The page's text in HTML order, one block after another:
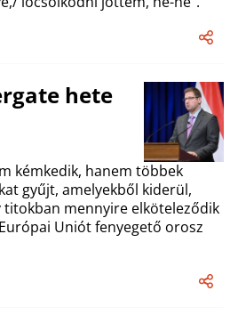
hete
kémkedik, hanem többek
gyűjt, amelyekből kiderül,
mennyire elköteleződik
Uniót fenyegető orosz